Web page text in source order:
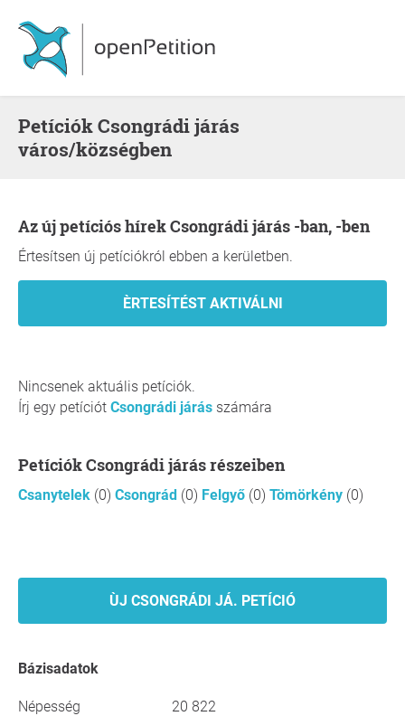
Petíciók Csongrádi járás
város/községben
Az új petíciós hírek Csongrádi járás -ban, -ben
Értesítsen új petíciókról ebben a kerületben.
Nincsenek aktuális petíciók.
Írj egy petíciót Csongrádi járás számára
Petíciók Csongrádi járás részeiben
Csanytelek (0) Csongrád (0) Felgyő (0) Tömörkény (0)
ÙJ CSONGRÁDI JÁ. PETÍCIÓ
Bázisadatok
Népesség 20 822